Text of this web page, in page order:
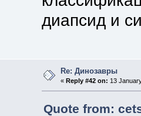
диапсид и
Re: Динозавры
«Reply #42 on: 13
Quote from: